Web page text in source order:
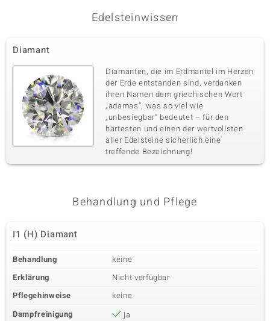
Edelsteinwissen
Diamant
Diamanten, die im Erdmantel im Herzen
der Erde entstanden sind, verdanken
ihren Namen dem griechischen Wort
„adamas“, was so viel wie
„unbesiegbar“ bedeutet – für den
härtesten und einen der wertvollsten
aller Edelsteine sicherlich eine
treffende Bezeichnung!
Behandlung und Pflege
I1 (H) Diamant
Behandlung
keine
Erklärung
Nicht verfügbar
Pflegehinweise
keine
Dampfreinigung
ja